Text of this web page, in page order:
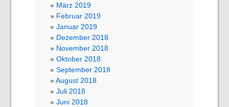
März 2019
Februar 2019
Januar 2019
Dezember 2018
November 2018
Oktober 2018
September 2018
August 2018
Juli 2018
Juni 2018